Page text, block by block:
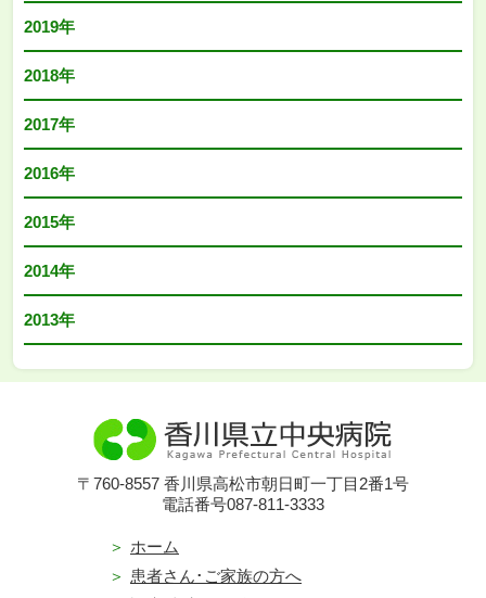
2019年
2018年
2017年
2016年
2015年
2014年
2013年
〒760-8557 香川県高松市朝日町一丁目2番1号
電話番号087-811-3333
ホーム
患者さん･ご家族の方へ